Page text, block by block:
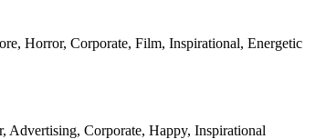
Horror, Corporate, Film, Inspirational, Energetic
Advertising, Corporate, Happy, Inspirational